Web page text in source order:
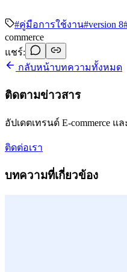
#คู่มือการใช้งาน#version 8
commerce
แชร์:
กลับหน้าบทความทั้งหมด
ติดตามข่าวสาร
อัปเดตเทรนด์ E-commerce
ติดต่อเรา
บทความที่เกี่ยวข้อง